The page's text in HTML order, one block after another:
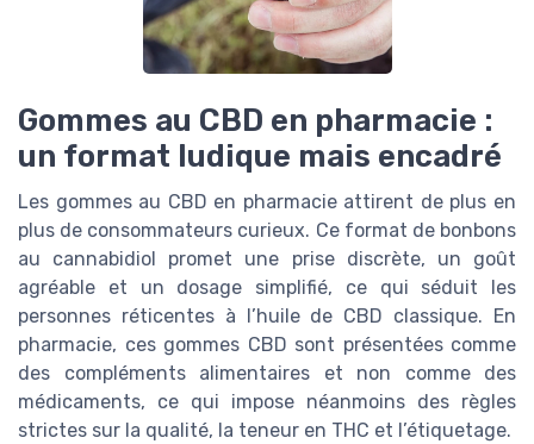
Gommes au CBD en pharmacie :
un format ludique mais encadré
Les gommes au CBD en pharmacie attirent de plus en
plus de consommateurs curieux. Ce format de bonbons
au cannabidiol promet une prise discrète, un goût
agréable et un dosage simplifié, ce qui séduit les
personnes réticentes à l’huile de CBD classique. En
pharmacie, ces gommes CBD sont présentées comme
des compléments alimentaires et non comme des
médicaments, ce qui impose néanmoins des règles
strictes sur la qualité, la teneur en THC et l’étiquetage.